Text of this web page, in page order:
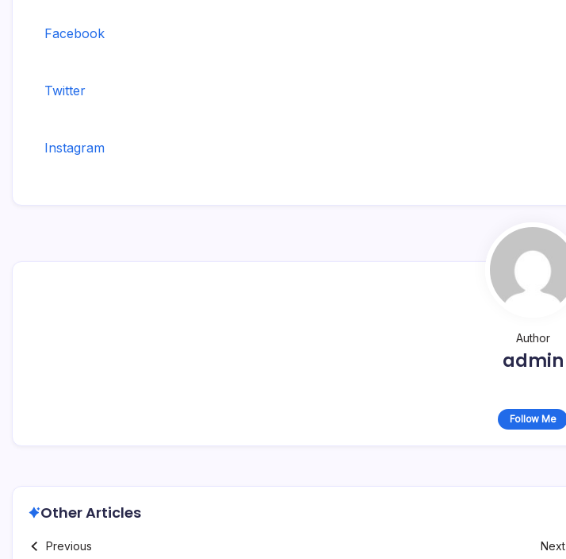
Facebook
Twitter
Instagram
Author
admin
Follow Me
Other Articles
Previous Next